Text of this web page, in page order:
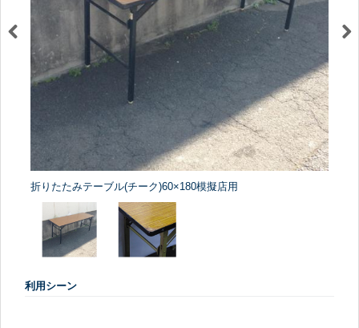
折りたたみテーブル(チーク)60×180模擬店用
利用シーン